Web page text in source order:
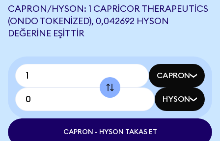
CAPRON/HYSON: 1 CAPRICOR THERAPEUTICS
(ONDO TOKENIZED), 0,042692 HYSON
DEĞERINE EŞITTIR
CAPRON
HYSON
CAPRON - HYSON TAKAS ET